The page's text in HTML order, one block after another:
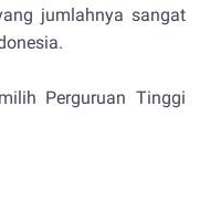
jumlahnya sangat
Perguruan Tinggi